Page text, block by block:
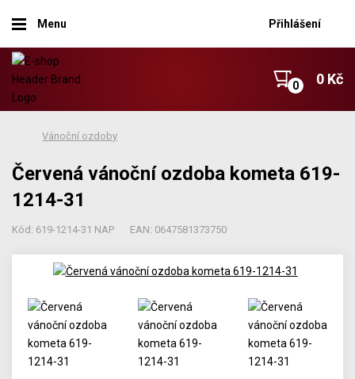
Menu Přihlášení
0 Kč
Vánoční ozdoby
Červená vánoční ozdoba kometa 619-
1214-31
Kód: 619-1214-31 NAP EAN: 0647581373750